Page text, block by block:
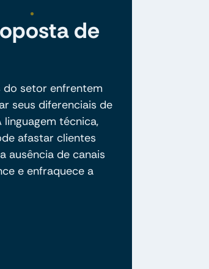
de
do setor enfrentem
seus diferenciais de
técnica,
afastar clientes
ausência de canais
e enfraquece a